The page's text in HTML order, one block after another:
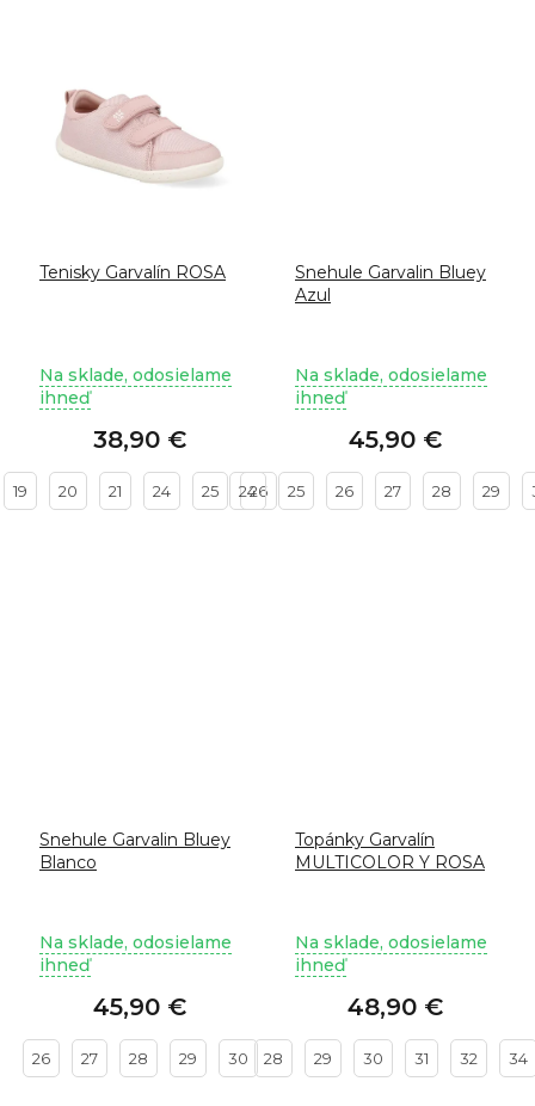
Tenisky Garvalín ROSA
Na sklade, odosielame
ihneď
38,90 €
19 20 21 24 25 26
Snehule Garvalin Bluey
Azul
Na sklade, odosielame
ihneď
45,90 €
24 25 26 27 28 29
Snehule Garvalin Bluey
Blanco
Na sklade, odosielame
ihneď
45,90 €
26 27 28 29 30
Topánky Garvalín
MULTICOLOR Y ROSA
Na sklade, odosielame
ihneď
48,90 €
28 29 30 31 32 34